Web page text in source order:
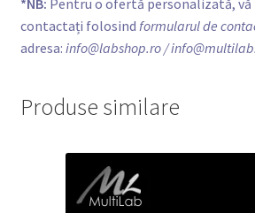
*NB: Pentru o ofertă personalizată, vă
contactați folosind formularul de
adresa: info@labshop.ro/
Produse similare